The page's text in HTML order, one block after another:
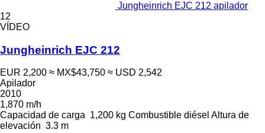
Jungheinrich EJC 212 apilador
12
VÍDEO
Jungheinrich EJC 212
EUR 2,200 ≈ MX$43,750 ≈ USD 2,542
Apilador
2010
1,870 m/h
Capacidad de carga 1,200 kg Combustible diésel Altura de
elevación 3.3 m